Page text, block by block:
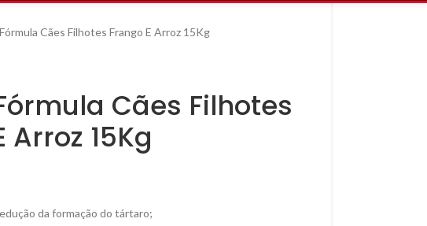
Cães Filhotes Frango E Arroz 15Kg
Cães Filhotes
Arroz 15Kg
da formação do tártaro;